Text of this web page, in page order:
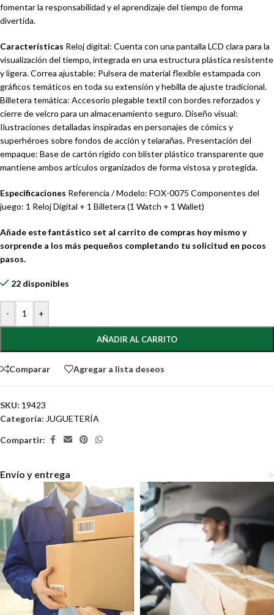
fomentar la responsabilidad y el aprendizaje del tiempo de forma
divertida.
Características Reloj digital: Cuenta con una pantalla LCD clara para la
visualización del tiempo, integrada en una estructura plástica resistente
y ligera. Correa ajustable: Pulsera de material flexible estampada con
gráficos temáticos en toda su extensión y hebilla de ajuste tradicional.
Billetera temática: Accesorio plegable textil con bordes reforzados y
cierre de velcro para un almacenamiento seguro. Diseño visual:
Ilustraciones detalladas inspiradas en personajes de cómics y
superhéroes sobre fondos de acción y telarañas. Presentación del
empaque: Base de cartón rígido con blíster plástico transparente que
mantiene ambos artículos organizados de forma vistosa y protegida.
Especificaciones Referencia / Modelo: FOX-0075 Componentes del
juego: 1 Reloj Digital + 1 Billetera (1 Watch + 1 Wallet)
Añade este fantástico set al carrito de compras hoy mismo y
sorprende a los más pequeños completando tu solicitud en pocos
pasos.
22 disponibles
- +
AÑADIR AL CARRITO
Comparar Agregar a lista deseos
SKU: 19423
Categoría: JUGUETERÍA
Compartir:
Envío y entrega